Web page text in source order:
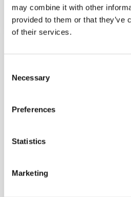
may combine it with other
provided to them or that they’ve
of their services.
Selection
Necessary
Preferences
Statistics
Marketing